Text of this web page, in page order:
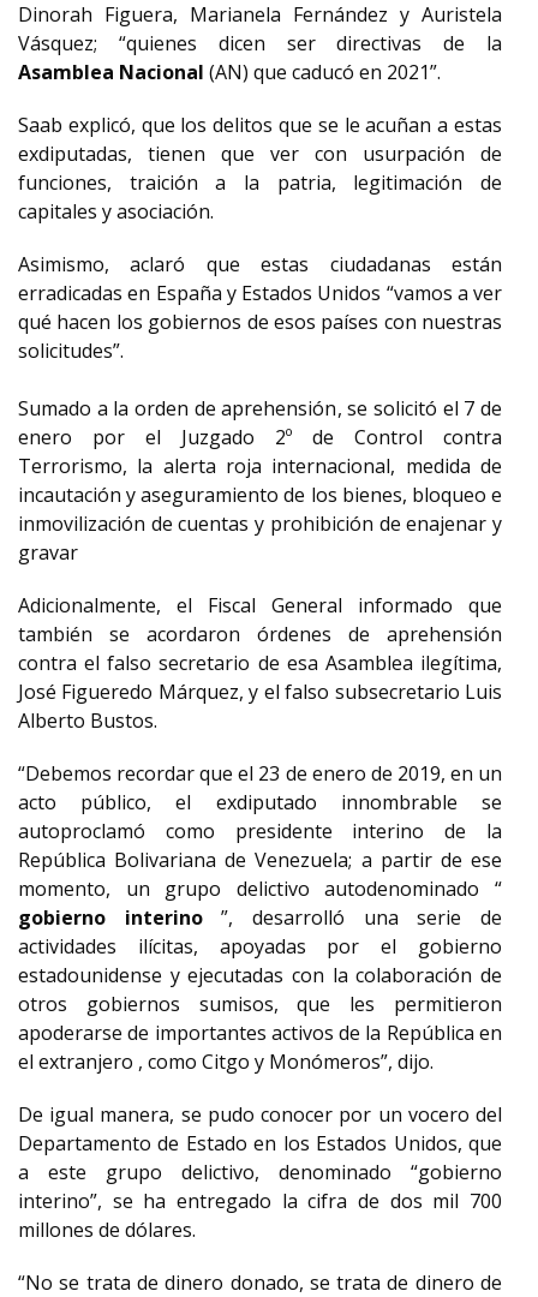
Dinorah Figuera, Marianela Fernández y Auristela
Vásquez; “quienes dicen ser directivas de la
Asamblea Nacional (AN) que caducó en 2021”.
Saab explicó, que los delitos que se le acuñan a estas
exdiputadas, tienen que ver con usurpación de
funciones, traición a la patria, legitimación de
capitales y asociación.
Asimismo, aclaró que estas ciudadanas están
erradicadas en España y Estados Unidos “vamos a ver
qué hacen los gobiernos de esos países con nuestras
solicitudes”.
Sumado a la orden de aprehensión, se solicitó el 7 de
enero por el Juzgado 2º de Control contra
Terrorismo, la alerta roja internacional, medida de
incautación y aseguramiento de los bienes, bloqueo e
inmovilización de cuentas y prohibición de enajenar y
gravar
Adicionalmente, el Fiscal General informado que
también se acordaron órdenes de aprehensión
contra el falso secretario de esa Asamblea ilegítima,
José Figueredo Márquez, y el falso subsecretario Luis
Alberto Bustos.
“Debemos recordar que el 23 de enero de 2019, en un
acto público, el exdiputado innombrable se
autoproclamó como presidente interino de la
República Bolivariana de Venezuela; a partir de ese
momento, un grupo delictivo autodenominado “
gobierno interino”, desarrolló una serie de
actividades ilícitas, apoyadas por el gobierno
estadounidense y ejecutadas con la colaboración de
otros gobiernos sumisos, que les permitieron
apoderarse de importantes activos de la República en
el extranjero , como Citgo y Monómeros”, dijo.
De igual manera, se pudo conocer por un vocero del
Departamento de Estado en los Estados Unidos, que
a este grupo delictivo, denominado “gobierno
interino”, se ha entregado la cifra de dos mil 700
millones de dólares.
“No se trata de dinero donado, se trata de dinero de